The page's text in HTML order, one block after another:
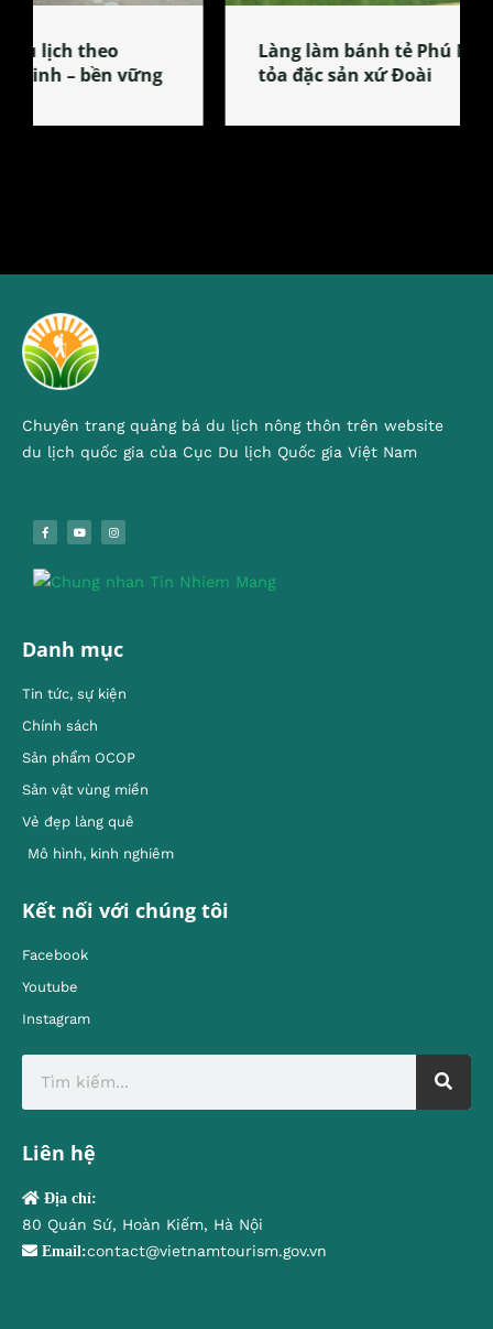
Làng làm bánh tẻ Phú Nhi – nơi lan
tỏa đặc sản xứ Đoài
Chuyên trang quảng bá du lịch nông thôn trên website
du lịch quốc gia của Cục Du lịch Quốc gia Việt Nam
Danh mục
Tin tức, sự kiện
Chính sách
Sản phẩm OCOP
Sản vật vùng miền
Vẻ đẹp làng quê
Mô hình, kinh nghiêm
Kết nối với chúng tôi
Facebook
Youtube
Instagram
Liên hệ
Địa chỉ:
80 Quán Sứ, Hoàn Kiếm, Hà Nội
Email:contact@vietnamtourism.gov.vn